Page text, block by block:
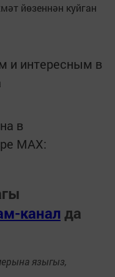
йөзеннән куйган
и интересным в
в
MАХ:
канал да
языгыз,